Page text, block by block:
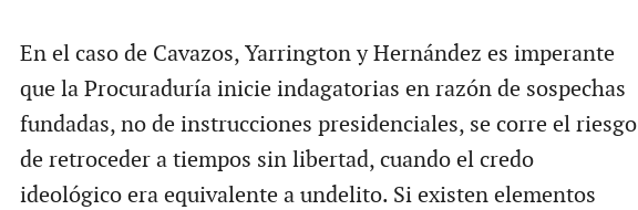
En el caso de Cavazos, Yarrington y Hernández es imperante
que la Procuraduría inicie indagatorias en razón de sospechas
fundadas, no de instrucciones presidenciales, se corre el riesgo
de retroceder a tiempos sin libertad, cuando el credo
ideológico era equivalente a undelito. Si existen elementos